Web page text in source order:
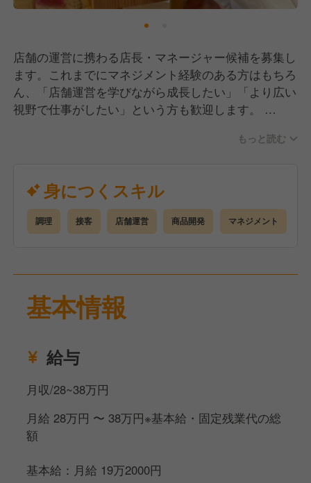
店舗の運営に携わる店長・マネージャー候補を募集し
ます。これまでにマネジメント経験のある方はもちろ
ん、「店舗運営を学びながら成長したい」「より広い
視野で仕事がしたい」という方も歓迎します。
ルや店舗運営の流れを把握していただきます。営業準
備や売上管理、営業準備やホール業務全般、スタッフ
とのコミュニケーションを重ねながら、現場の課題や
強みを“肌感覚”で掴むことが第一歩です。
発注や備品資材管理・予約調整、バイトスタッフのシ
フト作成・教育など。
数字や現場の動きを把握しながら、店舗全体の品質と
成果をつくるポジションです。
店舗ごとのキャンペーン企画やメニュー・ドリンクの
提案、SNS活用の仕掛けなど、アイデアを活かせる場
く、“より良くする”視点を持った方と、一緒に店舗を
もっと読む
身につくスキル
調理 接客 店舗運営 商品開発 マネジメント
基本情報
給与
月収/28~38万円
月給 28万円 〜 38万円※基本給・固定残業代の総
額
基本給：月給 19万2000円